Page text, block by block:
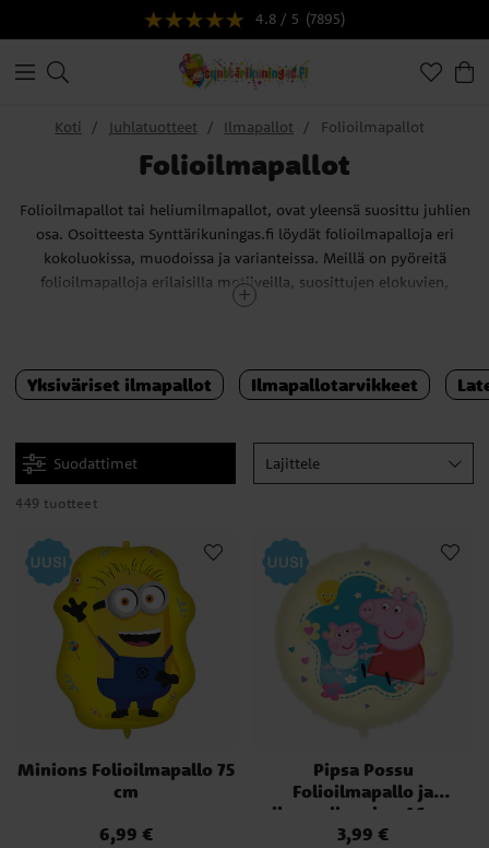
4.8 / 5 (7895)
Koti Juhlatuotteet Ilmapallot Folioilmapallot
Folioilmapallot
Folioilmapallot tai heliumilmapallot, ovat yleensä suosittu juhlien
osa. Osoitteesta Synttärikuningas.fi löydät folioilmapalloja eri
kokoluokissa, muodoissa ja varianteissa. Meillä on pyöreitä
folioilmapalloja erilaisilla motiiveilla, suosittujen elokuvien,
sarjojen ja videopelien hahmojen muotoisia foliopalloja sekä
lastenjuhliin kuin aikuisten juhliin, ristiäisiin ja babyshowereille!
Yksiväriset ilmapallot Ilmapallotarvikkeet
Suodattimet Lajittele
449 tuotteet
Minions Folioilmapallo 75
cm
Hinta:6,99 €
6,99 €
Pipsa Possu
Folioilmapallo ja
ilmapallopaino 46 cm
Hinta:3,99 €
3,99 €